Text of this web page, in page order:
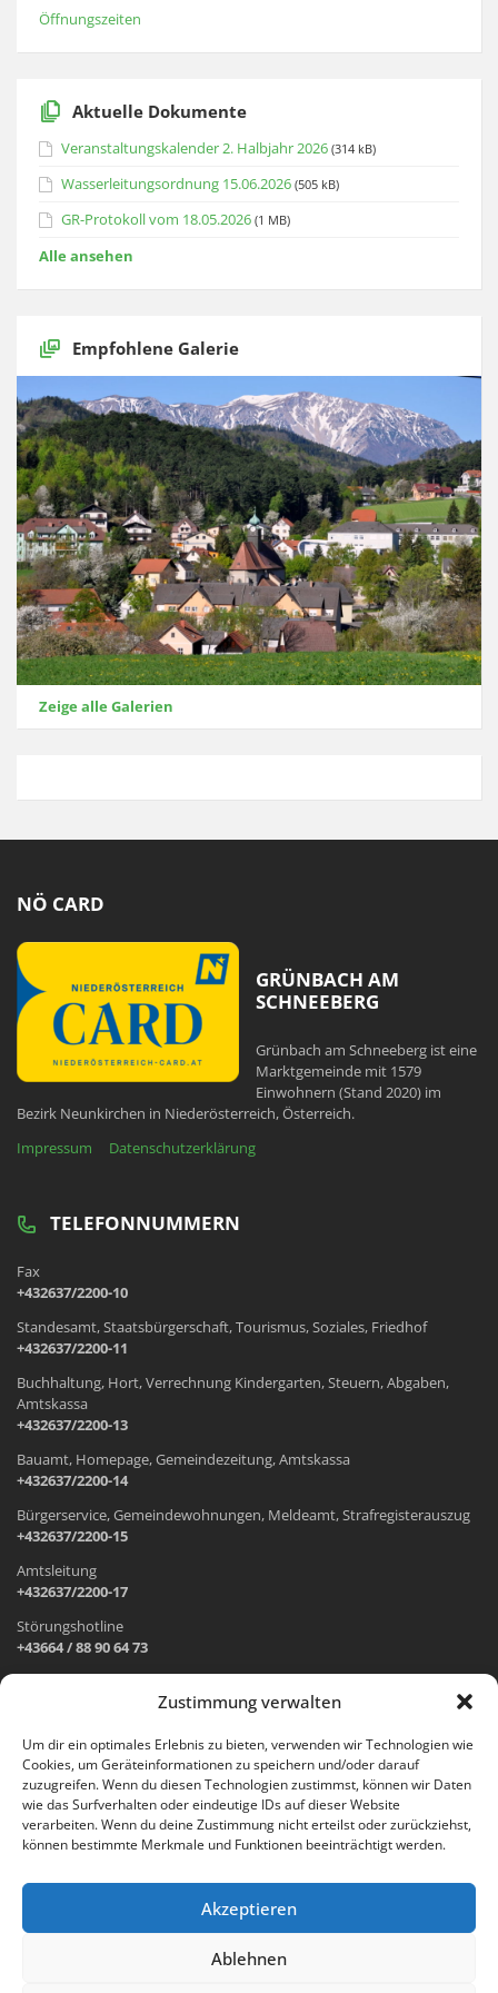
Zustimmung verwalten
Um dir ein optimales Erlebnis zu bieten, verwenden wir Technologien wie
Cookies, um Geräteinformationen zu speichern und/oder darauf
zuzugreifen. Wenn du diesen Technologien zustimmst, können wir Daten
wie das Surfverhalten oder eindeutige IDs auf dieser Website
verarbeiten. Wenn du deine Zustimmung nicht erteilst oder zurückziehst,
können bestimmte Merkmale und Funktionen beeinträchtigt werden.
Akzeptieren
Ablehnen
Öffnungszeiten
Aktuelle Dokumente
Veranstaltungskalender 2. Halbjahr 2026 (314 kB)
Wasserleitungsordnung 15.06.2026 (505 kB)
GR-Protokoll vom 18.05.2026 (1 MB)
Alle ansehen
Empfohlene Galerie
Zeige alle Galerien
NÖ CARD
GRÜNBACH AM
SCHNEEBERG
Grünbach am Schneeberg ist eine
Marktgemeinde mit 1579
Einwohnern (Stand 2020) im
Bezirk Neunkirchen in Niederösterreich, Österreich.
Impressum
Datenschutzerklärung
TELEFONNUMMERN
Fax
+432637/2200-10
Standesamt, Staatsbürgerschaft, Tourismus, Soziales, Friedhof
+432637/2200-11
Buchhaltung, Hort, Verrechnung Kindergarten, Steuern, Abgaben,
Amtskassa
+432637/2200-13
Bauamt, Homepage, Gemeindezeitung, Amtskassa
+432637/2200-14
Bürgerservice, Gemeindewohnungen, Meldeamt, Strafregisterauszug
+432637/2200-15
Amtsleitung
+432637/2200-17
Störungshotline
+43664 / 88 90 64 73
Wr. Neustädter Straße 1
2733 Grünbach am Schneeberg
Öffnungszeiten Gemeindeamt:
Montag: 8.00 – 12.00 Uhr und 14.00 – 18.00 Uhr
Freitag: 8.00 – 12.00 Uhr
Email: